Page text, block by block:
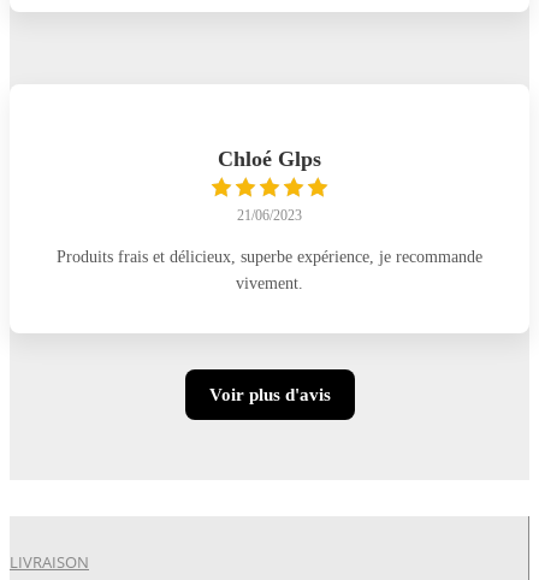
Chloé Glps
21/06/2023
Produits frais et délicieux, superbe expérience, je recommande
vivement.
Voir plus d'avis
LIVRAISON